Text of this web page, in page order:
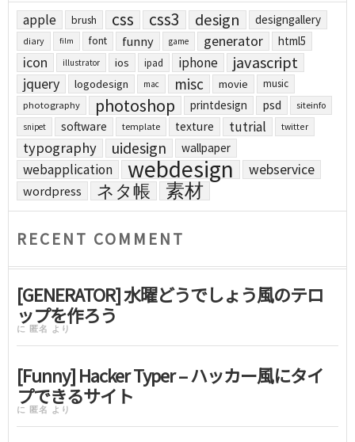
apple brush css css3 design designgallery
diary film font funny game generator html5
icon illustrator ios ipad iphone javascript
jquery logodesign mac misc movie music
photography photoshop printdesign psd siteinfo
snipet software template texture tutrial twitter
typography uidesign wallpaper
webapplication webdesign webservice
wordpress ネタ帳 素材
RECENT COMMENT
[GENERATOR] 水曜どうでしょう風のテロ
ップを作ろう
に 匿名 より
[Funny] Hacker Typer – ハッカー風にタイ
プできるサイト
に 匿名 より